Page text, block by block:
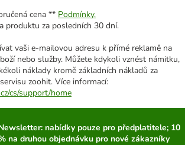
cena ** Podmínky.
produktu za posledních 30 dní.
vaši e-mailovou adresu k přímé reklamě na
nebo služby. Můžete kdykoli vznést námitku,
náklady kromě základních nákladů za
zoohit. Více informací:
cs/support/home
nabídky pouze pro předplatitele; 10
na druhou objednávku pro nové zákazníky